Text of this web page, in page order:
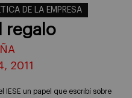
DE LA EMPRESA
regalo
2011
IESE un papel que escribí sobre